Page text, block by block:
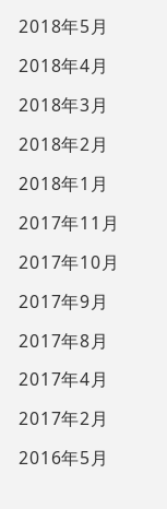
2018年5月
2018年4月
2018年3月
2018年2月
2018年1月
2017年11月
2017年10月
2017年9月
2017年8月
2017年4月
2017年2月
2016年5月